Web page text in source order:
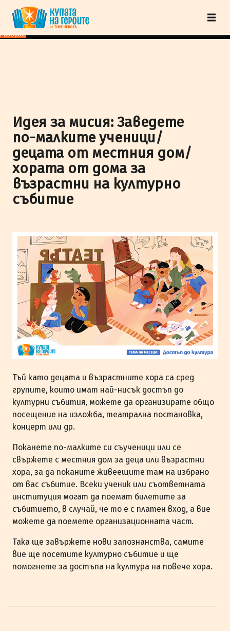
"Купата на героите" от TimeHeroes ползва cookies, за да осигурим по-
добро представяне на сайта и да подобрим Вашето преживяване.Научи
повече
Разбрах!
Идея за мисия: Заведете
по-малките ученици/
децата от местния дом/
хората от дома за
възрастни на културно
събитие
Тъй като децата и възрастните хора са сред
групите, които имат най-нисък достъп до
културни събития, можете да организирате общо
посещение на изложба, театрална постановка,
концерт или др.
Поканете по-малките си съученици или се
свържете с местния дом за деца или възрастни
хора, за да поканите живеещите там на избрано
от вас събитие. Всеки ученик или съответната
институция могат да поемат билетите за
събитието, в случай, че то е с платен вход, а вие
можете да поемете организационната част.
Така ще завържете нови запознанства, самите
вие ще посетите културно събитие и ще
помогнете за достъпа на култура на повече хора.